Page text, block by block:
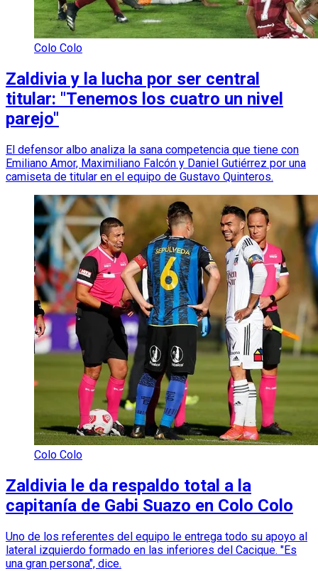
Colo Colo
Zaldivia y la lucha por ser central
titular: "Tenemos los cuatro un nivel
parejo"
El defensor albo analiza la sana competencia que tiene con
Emiliano Amor, Maximiliano Falcón y Daniel Gutiérrez por una
camiseta de titular en el equipo de Gustavo Quinteros.
Colo Colo
Zaldivia le da respaldo total a la
capitanía de Gabi Suazo en Colo Colo
Uno de los referentes del equipo le entrega todo su apoyo al
lateral izquierdo formado en las inferiores del Cacique. "Es
una gran persona", dice.